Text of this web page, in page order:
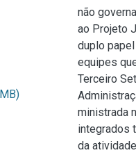
não
ao Projeto
duplo
equipes
Terceiro
ministrada
integrados
da